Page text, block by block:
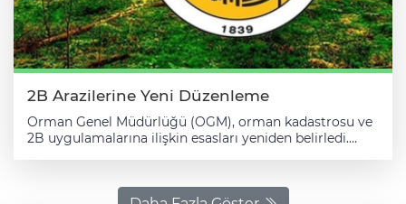
2B Arazilerine Yeni Düzenleme
Orman Genel Müdürlüğü (OGM), orman kadastrosu ve
2B uygulamalarına ilişkin esasları yeniden belirledi.
Yönetmelik" Resmi Gazete'de yayımlanarak yürürlüğe